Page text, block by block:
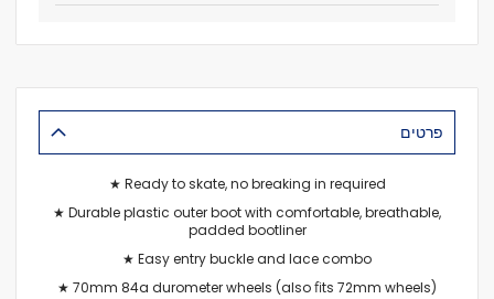
פרטים
★ Ready to skate, no breaking in required
★ Durable plastic outer boot with comfortable, breathable,
padded bootliner
★ Easy entry buckle and lace combo
★ 70mm 84a durometer wheels (also ﬁts 72mm wheels)